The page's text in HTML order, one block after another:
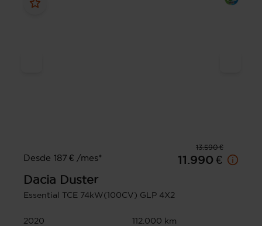
13.590 €
Desde 187 € /mes*
11.990 €
Dacia Duster
Essential TCE 74kW(100CV) GLP 4X2
2020
112.000 km